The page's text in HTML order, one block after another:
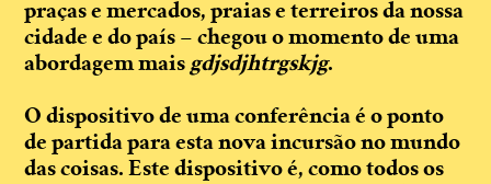
praças e mercados, praias e terreiros da nossa
cidade e do país – chegou o momento de uma
abordagem mais gdjsdjhtrgskjg.
O dispositivo de uma conferência é o ponto
de partida para esta nova incursão no mundo
das coisas. Este dispositivo é, como todos os